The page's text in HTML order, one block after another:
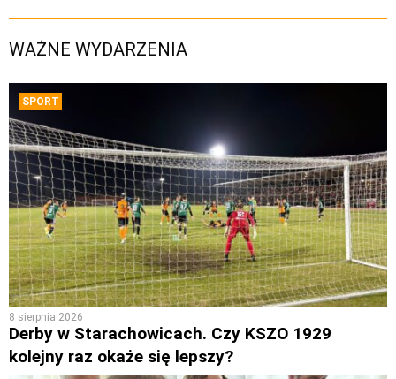
WAŻNE WYDARZENIA
SPORT
8 sierpnia 2026
Derby w Starachowicach. Czy KSZO 1929
kolejny raz okaże się lepszy?